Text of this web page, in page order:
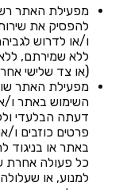
מפעילת האתר
להפסיק את
ו/או לדרוש
ללא שמירתם,
(או צד שלישי
מפעילת האתר
דעתה הבלעדי
פרטים כוזבים ו/
באתר או בניגוד
כל פעולה אחרת
למנוע, או